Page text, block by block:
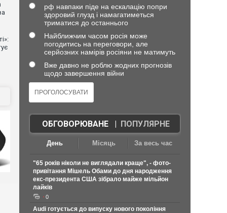
рф навпаки піде на ескалацію попри
здоровий глузд і намагатиметься
триматися до останнього
Найближчим часом росія може
погодитись на переговори, але
серйозних намірів росіяни не матимуть
Вже давно не роблю жодних прогнозів
щодо завершення війни
ОБГОВОРЮВАНЕ| ПОПУЛЯРНЕ
День Місяць За весь час
"65 років ніколи не виглядали краще", - фото-
привітання Мішель Обами до дня народження
екс-президента США зібрало майже мільйон
лайків
0
Audi готується до випуску нового покоління